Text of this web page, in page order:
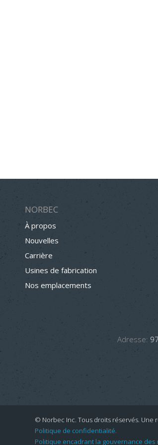
NORBEC
À propos
Nouvelles
Carrière
Usines de fabrication
Nos emplacements
Adresse:
© Norbec Inc. Tous droits réservés. Une
Politique de confidentialité.
Politique encadrant la gouvernance